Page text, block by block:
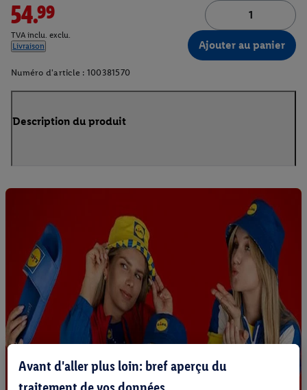
54.99
TVA inclu. exclu.
Livraison
Ajouter au panier
Numéro d'article : 100381570
Description du produit
Avant d'aller plus loin: bref aperçu du